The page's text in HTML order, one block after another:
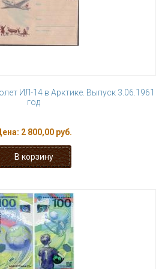
ИЛ-14 в Арктике. Выпуск 3.06.1961
год
2 800,00 руб.